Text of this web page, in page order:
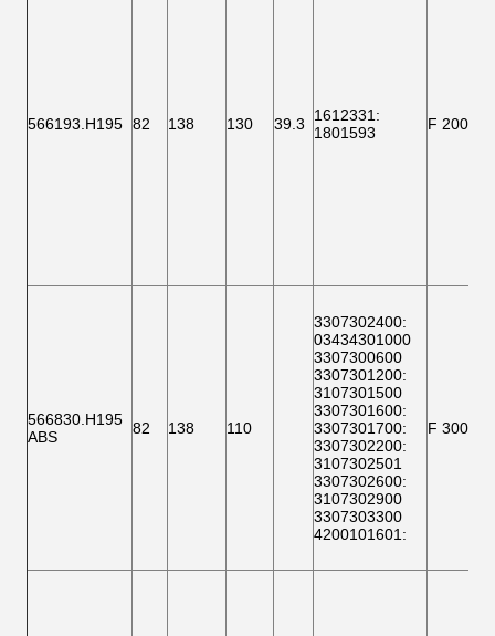
566193.H195 82 138 130 39.3 1612331 :
1801593
F 200009
566830.H195
ABS
82 138 110
3307302400:
03434301000
3307300600
3307301200:
3107301500
3307301600:
3307301700:
3307302200:
3107302501
3307302600:
3107302900
3307303300
4200101601 :
F